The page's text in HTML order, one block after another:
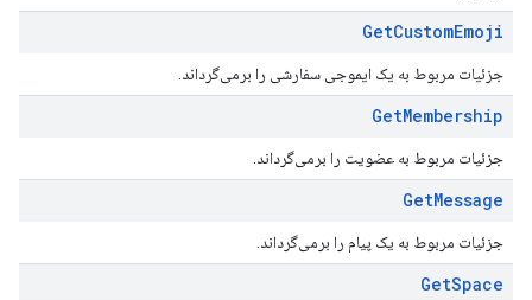
GetCustomEmoji
جزئیات مربوط به یک ایموجی سفارشی را برمی‌گرداند.
GetMembership
جزئیات مربوط به عضویت را برمی‌گرداند.
GetMessage
جزئیات مربوط به یک پیام را برمی‌گرداند.
GetSpace